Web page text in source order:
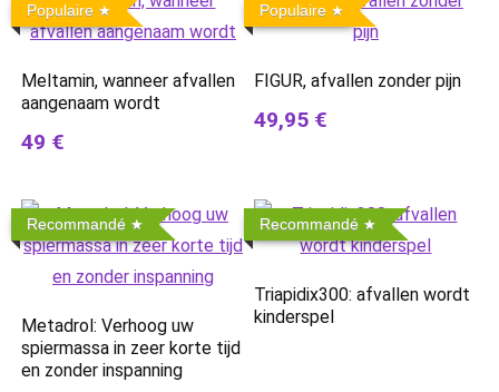
Populaire
Meltamin, wanneer afvallen
aangenaam wordt
49 €
Populaire
FIGUR, afvallen zonder pijn
49,95 €
Recommandé
Metadrol: Verhoog uw
spiermassa in zeer korte tijd
en zonder inspanning
Recommandé
Triapidix300: afvallen wordt
kinderspel